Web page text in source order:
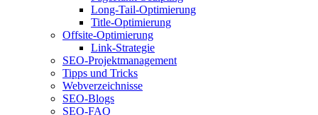
Long-Tail-Optimierung
Title-Optimierung
Offsite-Optimierung
Link-Strategie
SEO-Projektmanagement
Tipps und Tricks
Webverzeichnisse
SEO-Blogs
SEO-FAQ